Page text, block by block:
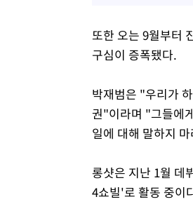
또한 오는 9월부터
구심이 증폭됐다.
박재범은 "우리가
권"이라며 "그들에
일에 대해 말하지
롱샷은 지난 1월 데
4쇼빌'로 활동 중이